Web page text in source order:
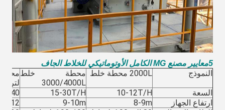
5معايير مصنع MG الكامل الأوتوماتيكي للخلاط الجاف
النموذج 2000L محطة خلط
محطة خلط
3000/4000L
لتر
السعة
10-12T/H
15-30T/H
30-40 طن/
ارتفاع الجهاز
8-9m
9-10m
11-12